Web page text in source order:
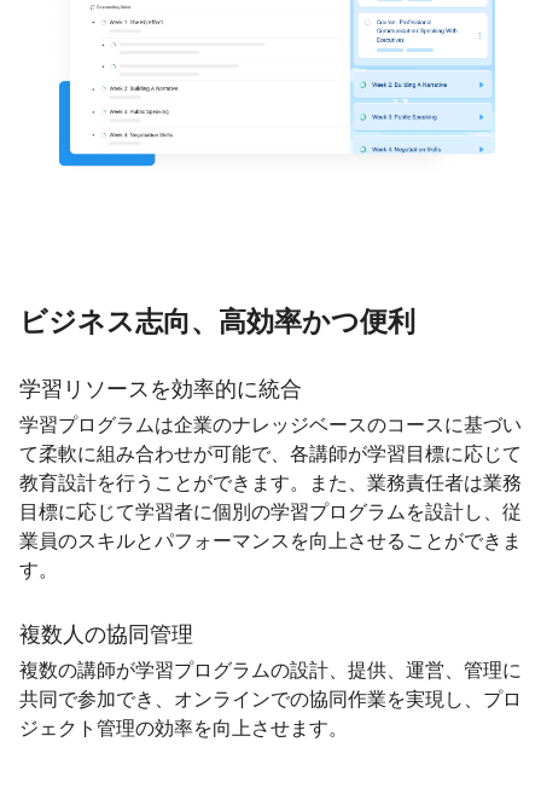
ビジネス志向、高効率かつ便利
学習リソースを効率的に統合
学習プログラムは企業のナレッジベースのコースに基づい
て柔軟に組み合わせが可能で、各講師が学習目標に応じて
教育設計を行うことができます。また、業務責任者は業務
目標に応じて学習者に個別の学習プログラムを設計し、従
業員のスキルとパフォーマンスを向上させることができま
す。
複数人の協同管理
複数の講師が学習プログラムの設計、提供、運営、管理に
共同で参加でき、オンラインでの協同作業を実現し、プロ
ジェクト管理の効率を向上させます。